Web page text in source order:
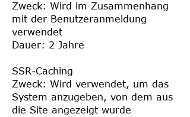
Zweck: Wird im Zusammenhang
mit der Benutzeranmeldung
verwendet
Dauer: 2 Jahre
SSR-Caching
Zweck: Wird verwendet, um das
System anzugeben, von dem aus
die Site angezeigt wurde